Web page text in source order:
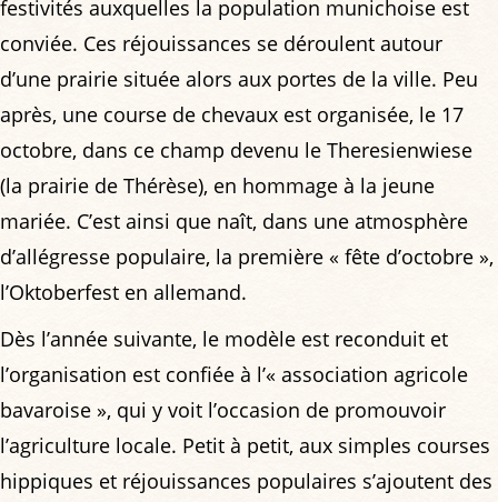
festivités auxquelles la population munichoise est
conviée. Ces réjouissances se déroulent autour
d’une prairie située alors aux portes de la ville. Peu
après, une course de chevaux est organisée, le 17
octobre, dans ce champ devenu le Theresienwiese
(la prairie de Thérèse), en hommage à la jeune
mariée. C’est ainsi que naît, dans une atmosphère
d’allégresse populaire, la première « fête d’octobre »,
l’Oktoberfest en allemand.
Dès l’année suivante, le modèle est reconduit et
l’organisation est confiée à l’« association agricole
bavaroise », qui y voit l’occasion de promouvoir
l’agriculture locale. Petit à petit, aux simples courses
hippiques et réjouissances populaires s’ajoutent des